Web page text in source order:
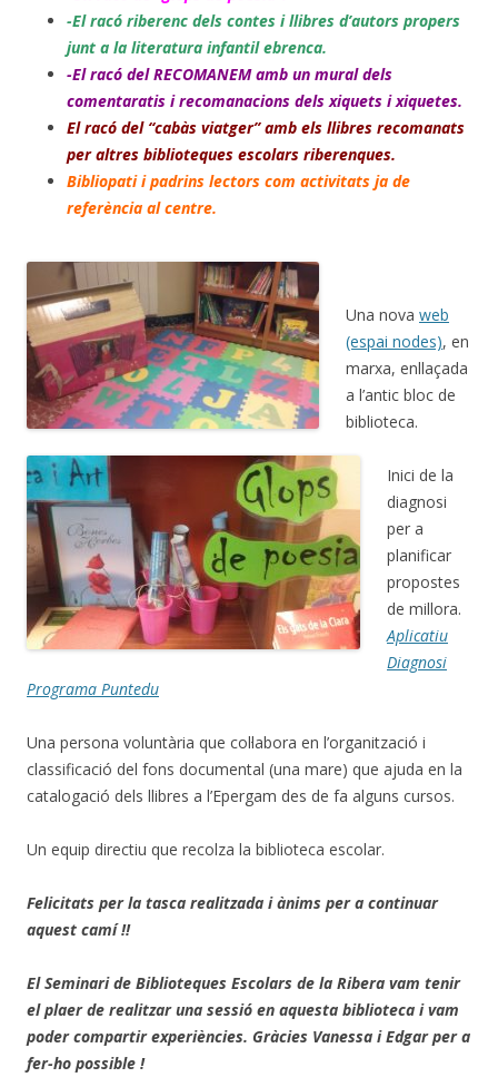
-El racó riberenc dels contes i llibres d’autors propers
junt a la literatura infantil ebrenca.
-El racó del RECOMANEM amb un mural dels
comentaratis i recomanacions dels xiquets i xiquetes.
El racó del “cabàs viatger” amb els llibres recomanats
per altres biblioteques escolars riberenques.
Bibliopati i padrins lectors com activitats ja de
referència al centre.
Una nova web
(espai nodes), en
marxa, enllaçada
a l’antic bloc de
biblioteca.
Inici de la
diagnosi
per a
planificar
propostes
de millora.
Aplicatiu
Diagnosi
Programa Puntedu
Una persona voluntària que col·labora en l’organització i
classificació del fons documental (una mare) que ajuda en la
catalogació dels llibres a l’Epergam des de fa alguns cursos.
Un equip directiu que recolza la biblioteca escolar.
Felicitats per la tasca realitzada i ànims per a continuar
aquest camí !!
El Seminari de Biblioteques Escolars de la Ribera vam tenir
el plaer de realitzar una sessió en aquesta biblioteca i vam
poder compartir experiències. Gràcies Vanessa i Edgar per a
fer-ho possible !